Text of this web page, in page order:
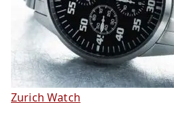
Zurich Watch